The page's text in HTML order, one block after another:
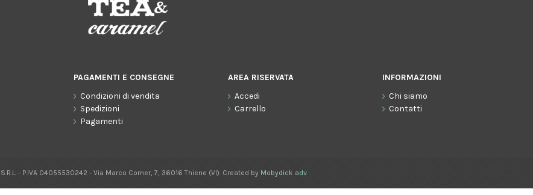
PAGAMENTI E CONSEGNE
Condizioni di vendita
Spedizioni
Pagamenti
AREA RISERVATA
Accedi
Carrello
INFORMAZIONI
Chi siamo
Contatti
S.R.L. - P.IVA 04055530242 - Via Marco Corner, 7, 36016 Thiene (VI). Created by Mobydick adv